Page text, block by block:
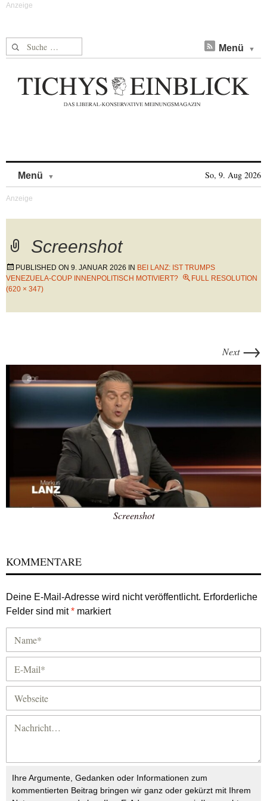
Suche nach: Menü
Menü So, 9. Aug 2026
Screenshot
PUBLISHED ON 9. JANUAR 2026 IN BEI LANZ: IST TRUMPS
VENEZUELA-COUP INNENPOLITISCH MOTIVIERT?
FULL RESOLUTION
(620 × 347)
Next →
Screenshot
KOMMENTARE
Deine E-Mail-Adresse wird nicht veröffentlicht. Erforderliche
Felder sind mit* markiert
Ihre Argumente, Gedanken oder Informationen zum
kommentierten Beitrag bringen wir ganz oder gekürzt mit Ihrem